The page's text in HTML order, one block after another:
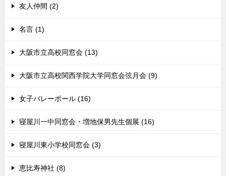
友人仲間 (2)
名言 (1)
大阪市立高校同窓会 (13)
大阪市立高校関西学院大学同窓会弦月会 (9)
女子バレーボール (16)
寝屋川一中同窓会・増地保男先生個展 (16)
寝屋川東小学校同窓会 (3)
恵比寿神社 (8)